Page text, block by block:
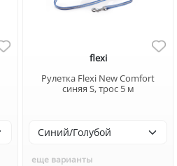
flexi
Рулетка Flexi New Comfort
синяя S, трос 5 м
еще варианты